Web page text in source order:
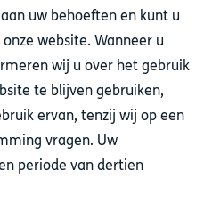
uw behoeften en kunt u
website. Wanneer u
wij u over het gebruik
te blijven gebruiken,
ervan, tenzij wij op een
vragen. Uw
periode van dertien